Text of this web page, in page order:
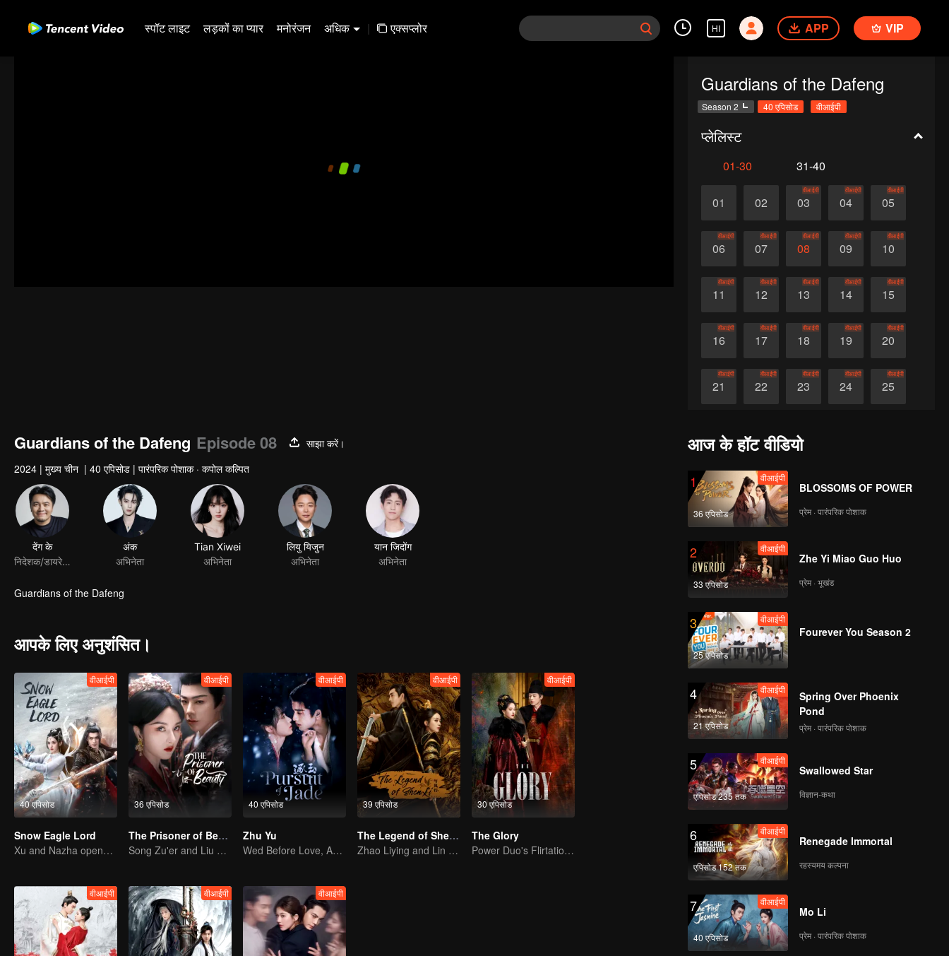
स्पॉट लाइट लड़कों का प्यार मनोरंजन अधिक | एक्सप्लोर HI APP VIP
Guardians of the Dafeng
Season 2 40 एपिसोड वीआईपी
प्लेलिस्ट
01-30 31-40
01 02 03
वीआईपी
04
वीआईपी
05
वीआईपी
06
वीआईपी
07
वीआईपी
08
वीआईपी
09
वीआईपी
10
वीआईपी
11
वीआईपी
12
वीआईपी
13
वीआईपी
14
वीआईपी
15
वीआईपी
16
वीआईपी
17
वीआईपी
18
वीआईपी
19
वीआईपी
20
वीआईपी
21
वीआईपी
22
वीआईपी
23
वीआईपी
24
वीआईपी
25
वीआईपी
26 28
Guardians of the Dafeng Episode 08
साझा करें।
2024 | मुख्य चीन | 40 एपिसोड | पारंपरिक पोशाक · कपोल कल्पित
देंग के
निदेशक/डायरेक्टर
अंक
अभिनेता
Tian Xiwei
अभिनेता
लियु यिजुन
अभिनेता
यान जिदोंग
अभिनेता
Guardians of the Dafeng
आपके लिए अनुशंसित।
40 एपिसोड
वीआईपी
Snow Eagle Lord
Xu and Nazha opens the world of hot-blooded transcendence
36 एपिसोड
वीआईपी
The Prisoner of Beauty
Song Zu'er and Liu Yuning's Family Feud and Romance
40 एपिसोड
वीआईपी
Zhu Yu
Wed Before Love, Affection Forged in War
39 एपिसोड
वीआईपी
The Legend of ShenLi
Zhao Liying and Lin Gengxin Cooperate Again
30 एपिसोड
वीआईपी
The Glory
Power Duo's Flirtatious Game: Unraveling the Conspiracy
वीआईपी वीआईपी वीआईपी
आज के हॉट वीडियो
1
36 एपिसोड
वीआईपी
BLOSSOMS OF POWER
प्रेम · पारंपरिक पोशाक
2
33 एपिसोड
वीआईपी
Zhe Yi Miao Guo Huo
प्रेम · भूखंड
3
25 एपिसोड
वीआईपी
Fourever You Season 2
4
21 एपिसोड
वीआईपी
Spring Over Phoenix
Pond
प्रेम · पारंपरिक पोशाक
5
एपिसोड 235 तक
वीआईपी
Swallowed Star
विज्ञान-कथा
6
एपिसोड 152 तक
वीआईपी
Renegade Immortal
रहस्यमय कल्पना
7
40 एपिसोड
वीआईपी
Mo Li
प्रेम · पारंपरिक पोशाक